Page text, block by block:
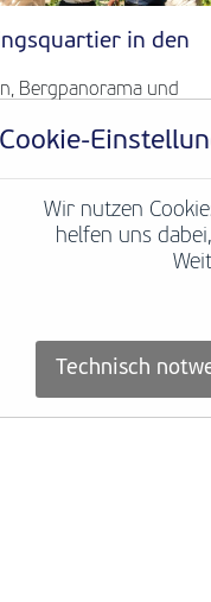
in den
Bergpanorama und
Apartmenthaus in
News
Cookie-
Wir nutzen
helfen uns
Technisch